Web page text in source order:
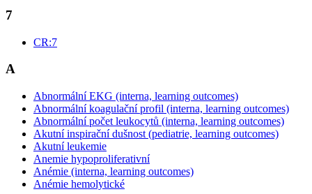
7
CR:7
A
Abnormální EKG (interna, learning outcomes)
Abnormální koagulační profil (interna, learning outcomes)
Abnormální počet leukocytů (interna, learning outcomes)
Akutní inspirační dušnost (pediatrie, learning outcomes)
Akutní leukemie
Anemie hypoproliferativní
Anémie (interna, learning outcomes)
Anémie hemolytické